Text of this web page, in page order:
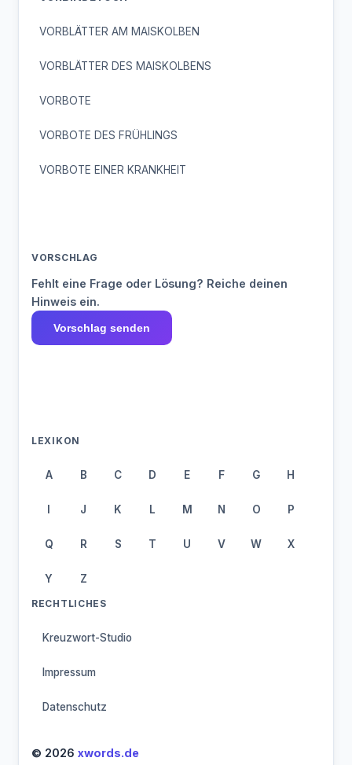
VORBLÄTTER AM MAISKOLBEN
VORBLÄTTER DES MAISKOLBENS
VORBOTE
VORBOTE DES FRÜHLINGS
VORBOTE EINER KRANKHEIT
VORSCHLAG
Fehlt eine Frage oder Lösung? Reiche deinen
Hinweis ein.
Vorschlag senden
LEXIKON
A B C D E F G H
I J K L M N O P
Q R S T U V W X
Y Z
RECHTLICHES
Kreuzwort-Studio
Impressum
Datenschutz
© 2026 xwords.de